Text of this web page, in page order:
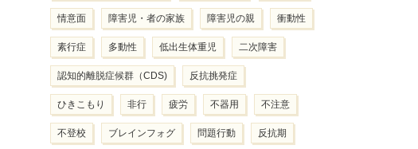
情意面 障害児・者の家族 障害児の親 衝動性
素行症 多動性 低出生体重児 二次障害
認知的離脱症候群（CDS) 反抗挑発症
ひきこもり 非行 疲労 不器用 不注意
不登校 ブレインフォグ 問題行動 反抗期